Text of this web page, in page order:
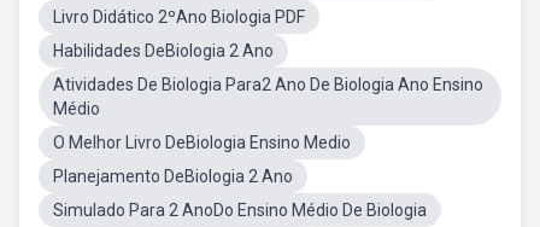
Livro Didático 2ºAno Biologia PDF
Habilidades DeBiologia 2 Ano
Atividades De Biologia Para2 Ano De Biologia Ano Ensino
Médio
O Melhor Livro DeBiologia Ensino Medio
Planejamento DeBiologia 2 Ano
Simulado Para 2 AnoDo Ensino Médio De Biologia